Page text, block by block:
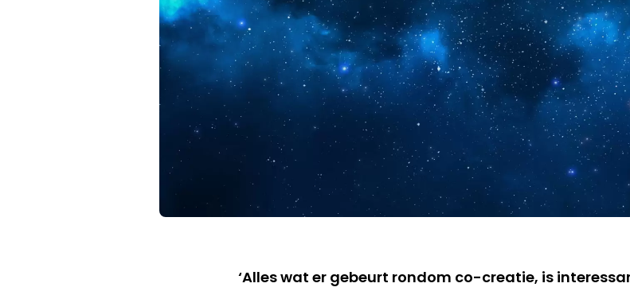
‘Alles wat er gebeurt rondom co-creatie, is